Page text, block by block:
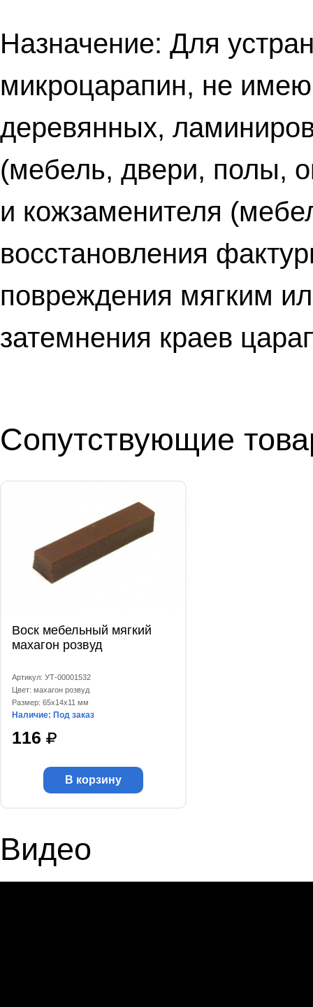
Назначение: Для
микроцарапин, не
деревянных,
(мебель, двери, полы,
и кожзаменителя
восстановления
повреждения мягким
затемнения краев
Сопутствующие
Воск мебельный мягкий
махагон розвуд
Артикул: УТ-00001532
Цвет: махагон розвуд
Размер: 65x14x11 мм
Наличие: Под заказ
116
В корзину
Видео